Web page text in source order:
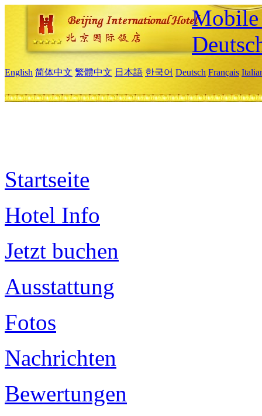
Mobile
English 简体中文 繁體中文 日本語 한국어 Deutsch Français
Startseite
Hotel Info
Jetzt buchen
Ausstattung
Fotos
Nachrichten
Bewertungen